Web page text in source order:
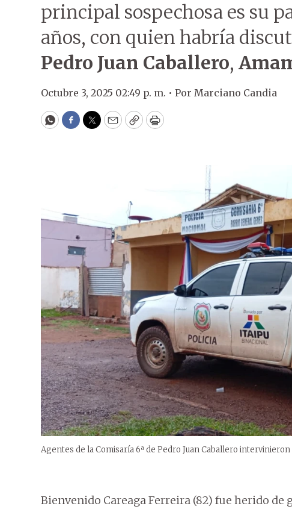
principal sospechosa es su
años, con quien habría
Pedro Juan Caballero,
Octubre 3, 2025 02:49 p. m. • Por Marciano Candia
WhatsApp
Facebook
Twitter
EmailCopyPrint
Agentes de la Comisaría 6ª de Pedro Juan Caballero
Bienvenido Careaga Ferreira (82) fue herido de